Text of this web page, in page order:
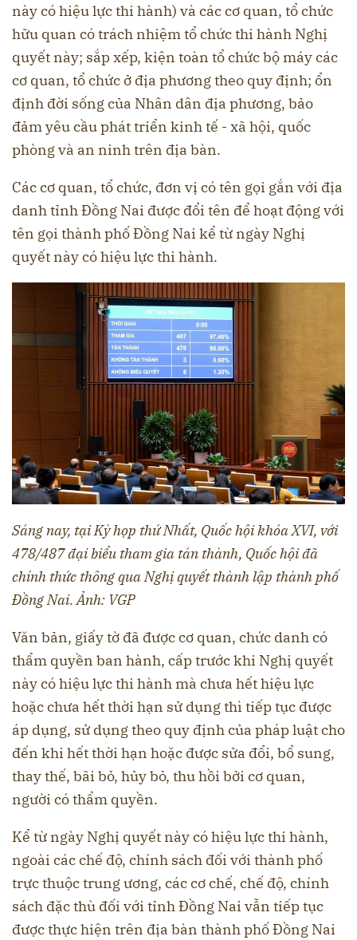
này có hiệu lực thi hành) và các cơ quan, tổ chức
hữu quan có trách nhiệm tổ chức thi hành Nghị
quyết này; sắp xếp, kiện toàn tổ chức bộ máy các
cơ quan, tổ chức ở địa phương theo quy định; ổn
định đời sống của Nhân dân địa phương, bảo
đảm yêu cầu phát triển kinh tế - xã hội, quốc
phòng và an ninh trên địa bàn.
Các cơ quan, tổ chức, đơn vị có tên gọi gắn với địa
danh tỉnh Đồng Nai được đổi tên để hoạt động với
tên gọi thành phố Đồng Nai kể từ ngày Nghị
quyết này có hiệu lực thi hành.
Sáng nay, tại Kỳ họp thứ Nhất, Quốc hội khóa XVI, với
478/487 đại biểu tham gia tán thành, Quốc hội đã
chính thức thông qua Nghị quyết thành lập thành phố
Đồng Nai. Ảnh: VGP
Văn bản, giấy tờ đã được cơ quan, chức danh có
thẩm quyền ban hành, cấp trước khi Nghị quyết
này có hiệu lực thi hành mà chưa hết hiệu lực
hoặc chưa hết thời hạn sử dụng thì tiếp tục được
áp dụng, sử dụng theo quy định của pháp luật cho
đến khi hết thời hạn hoặc được sửa đổi, bổ sung,
thay thế, bãi bỏ, hủy bỏ, thu hồi bởi cơ quan,
người có thẩm quyền.
Kể từ ngày Nghị quyết này có hiệu lực thi hành,
ngoài các chế độ, chính sách đối với thành phố
trực thuộc trung ương, các cơ chế, chế độ, chính
sách đặc thù đối với tỉnh Đồng Nai vẫn tiếp tục
được thực hiện trên địa bàn thành phố Đồng Nai